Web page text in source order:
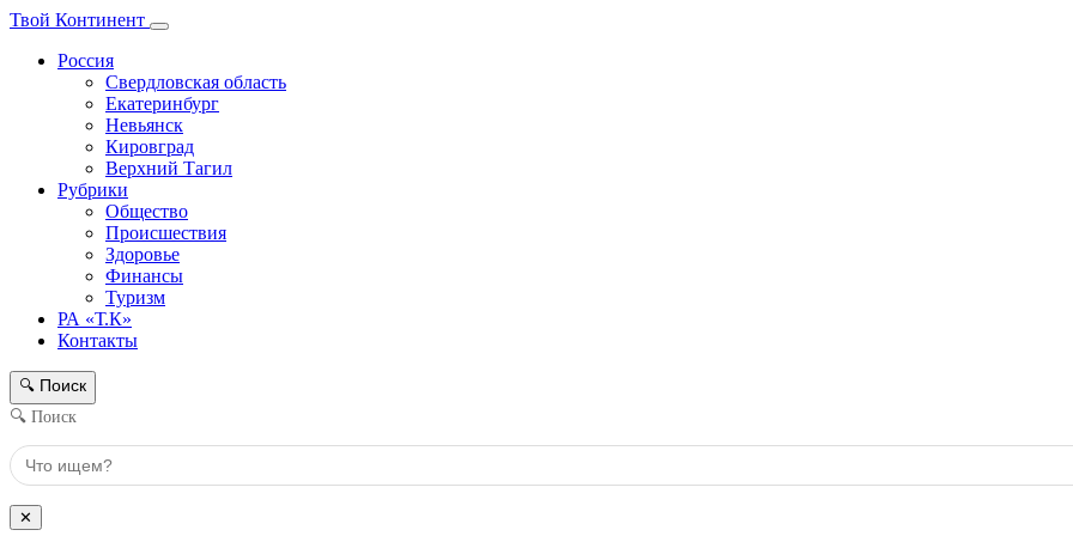
Твой Континент
Россия
Свердловская область
Екатеринбург
Невьянск
Кировград
Верхний Тагил
Рубрики
Общество
Происшествия
Здоровье
Финансы
Туризм
РА «Т.К»
Контакты
🔍 Поиск
🔍 Поиск
✕